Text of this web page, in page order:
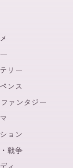
リー
ンス
ァンタジー
ョン
戦争